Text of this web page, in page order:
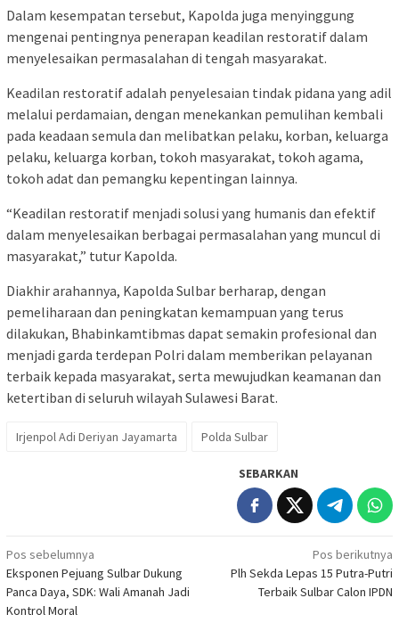
Dalam kesempatan tersebut, Kapolda juga menyinggung
mengenai pentingnya penerapan keadilan restoratif dalam
menyelesaikan permasalahan di tengah masyarakat.
Keadilan restoratif adalah penyelesaian tindak pidana yang adil
melalui perdamaian, dengan menekankan pemulihan kembali
pada keadaan semula dan melibatkan pelaku, korban, keluarga
pelaku, keluarga korban, tokoh masyarakat, tokoh agama,
tokoh adat dan pemangku kepentingan lainnya.
“Keadilan restoratif menjadi solusi yang humanis dan efektif
dalam menyelesaikan berbagai permasalahan yang muncul di
masyarakat,” tutur Kapolda.
Diakhir arahannya, Kapolda Sulbar berharap, dengan
pemeliharaan dan peningkatan kemampuan yang terus
dilakukan, Bhabinkamtibmas dapat semakin profesional dan
menjadi garda terdepan Polri dalam memberikan pelayanan
terbaik kepada masyarakat, serta mewujudkan keamanan dan
ketertiban di seluruh wilayah Sulawesi Barat.
Irjenpol Adi Deriyan Jayamarta Polda Sulbar
SEBARKAN
Navigasi
pos
Pos sebelumnya
Eksponen Pejuang Sulbar Dukung
Panca Daya, SDK: Wali Amanah Jadi
Kontrol Moral
Pos berikutnya
Plh Sekda Lepas 15 Putra-Putri
Terbaik Sulbar Calon IPDN